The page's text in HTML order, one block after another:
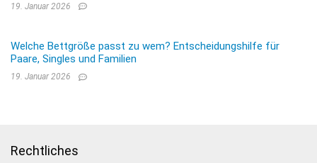
19. Januar 2026
Welche Bettgröße passt zu wem? Entscheidungshilfe für
Paare, Singles und Familien
19. Januar 2026
Rechtliches